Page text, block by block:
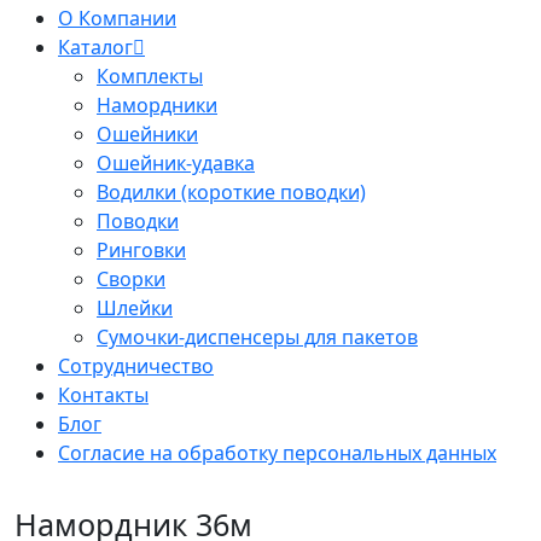
О Компании
Каталог
Комплекты
Намордники
Ошейники
Ошейник-удавка
Водилки (короткие поводки)
Поводки
Ринговки
Сворки
Шлейки
Сумочки-диспенсеры для пакетов
Сотрудничество
Контакты
Блог
Согласие на обработку персональных данных
Намордник 36м